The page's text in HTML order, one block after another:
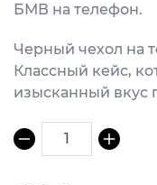
БМВ на телефон.
Черный чехол на
Классный кейс,
изысканный вкус
1